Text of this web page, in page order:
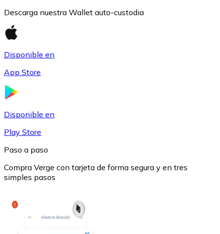
Descarga nuestra Wallet auto-custodia
Disponible en
App Store
Disponible en
Play Store
Paso a paso
Compra Verge con tarjeta de forma segura y en tres
simples pasos